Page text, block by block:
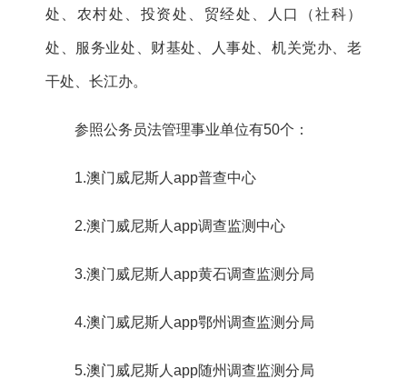
处、农村处、投资处、贸经处、人口（社科）
处、服务业处、财基处、人事处、机关党办、老
干处、长江办。
参照公务员法管理事业单位有50个：
1.澳门威尼斯人app普查中心
2.澳门威尼斯人app调查监测中心
3.澳门威尼斯人app黄石调查监测分局
4.澳门威尼斯人app鄂州调查监测分局
5.澳门威尼斯人app随州调查监测分局